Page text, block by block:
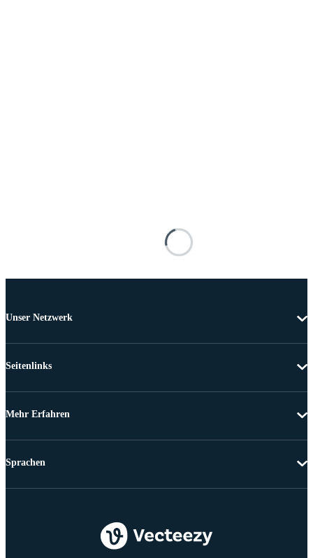
Unser Netzwerk
Seitenlinks
Mehr Erfahren
Sprachen